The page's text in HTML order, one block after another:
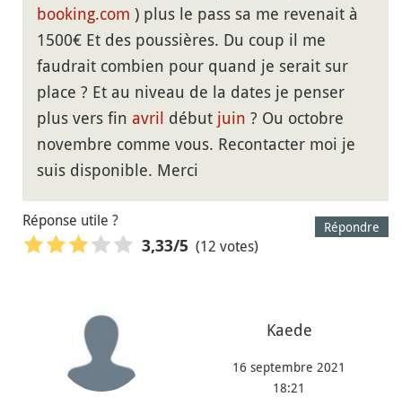
booking.com ) plus le pass sa me revenait à
1500€ Et des poussières. Du coup il me
faudrait combien pour quand je serait sur
place ? Et au niveau de la dates je penser
plus vers fin avril début juin ? Ou octobre
novembre comme vous. Recontacter moi je
suis disponible. Merci
Répondre
Réponse utile ?
3,33/5 (12 votes)
Kaede
16 septembre 2021
18:21